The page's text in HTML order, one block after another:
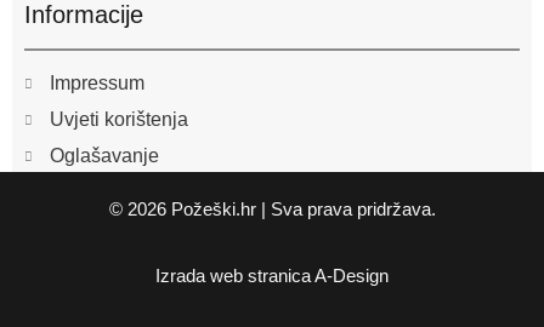
Informacije
Impressum
Uvjeti korištenja
Oglašavanje
© 2026 Požeški.hr | Sva prava pridržava.
Izrada web stranicaA-Design